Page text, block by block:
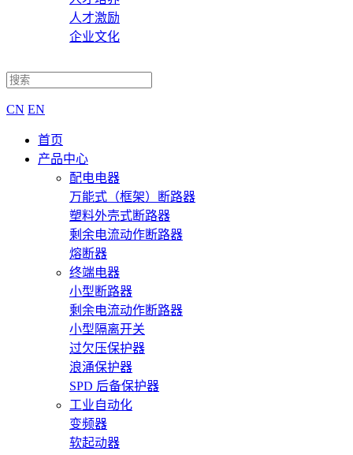
人才激励
企业文化
CN EN
首页
产品中心
配电电器
万能式（框架）断路器
塑料外壳式断路器
剩余电流动作断路器
熔断器
终端电器
小型断路器
剩余电流动作断路器
小型隔离开关
过欠压保护器
浪涌保护器
SPD 后备保护器
工业自动化
变频器
软起动器